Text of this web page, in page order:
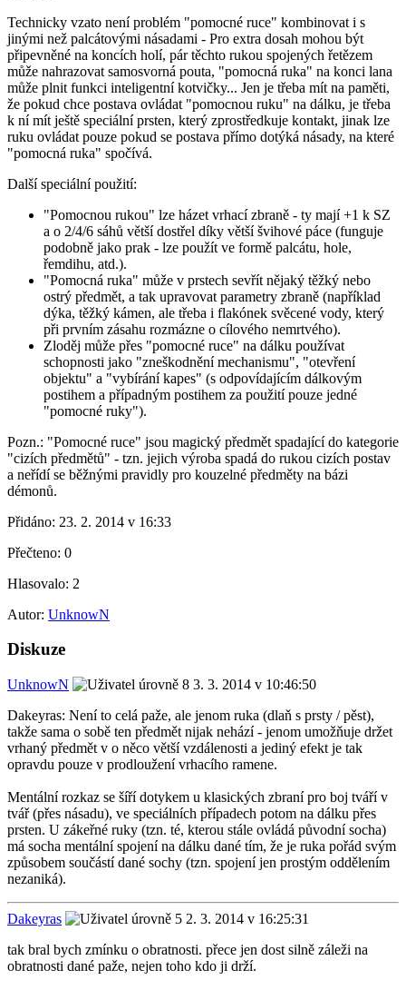
Technicky vzato není problém "pomocné ruce" kombinovat i s
jinými než palcátovými násadami - Pro extra dosah mohou být
připevněné na koncích holí, pár těchto rukou spojených řetězem
může nahrazovat samosvorná pouta, "pomocná ruka" na konci lana
může plnit funkci inteligentní kotvičky... Jen je třeba mít na paměti,
že pokud chce postava ovládat "pomocnou ruku" na dálku, je třeba
k ní mít ještě speciální prsten, který zprostředkuje kontakt, jinak lze
ruku ovládat pouze pokud se postava přímo dotýká násady, na které
"pomocná ruka" spočívá.
Další speciální použití:
"Pomocnou rukou" lze házet vrhací zbraně - ty mají +1 k SZ
a o 2/4/6 sáhů větší dostřel díky větší švihové páce (funguje
podobně jako prak - lze použít ve formě palcátu, hole,
řemdihu, atd.).
"Pomocná ruka" může v prstech sevřít nějaký těžký nebo
ostrý předmět, a tak upravovat parametry zbraně (například
dýka, těžký kámen, ale třeba i flakónek svěcené vody, který
při prvním zásahu rozmázne o cílového nemrtvého).
Zloděj může přes "pomocné ruce" na dálku používat
schopnosti jako "zneškodnění mechanismu", "otevření
objektu" a "vybírání kapes" (s odpovídajícím dálkovým
postihem a případným postihem za použití pouze jedné
"pomocné ruky").
Pozn.: "Pomocné ruce" jsou magický předmět spadající do kategorie
"cizích předmětů" - tzn. jejich výroba spadá do rukou cizích postav
a neřídí se běžnými pravidly pro kouzelné předměty na bázi
démonů.
Přidáno: 23. 2. 2014 v 16:33
Přečteno: 0
Hlasovalo: 2
Autor: UnknowN
Diskuze
UnknowN
3. 3. 2014 v 10:46:50
Dakeyras: Není to celá paže, ale jenom ruka (dlaň s prsty / pěst),
takže sama o sobě ten předmět nijak nehází - jenom umožňuje držet
vrhaný předmět v o něco větší vzdálenosti a jediný efekt je tak
opravdu pouze v prodloužení vrhacího ramene.
Mentální rozkaz se šíří dotykem u klasických zbraní pro boj tváří v
tvář (přes násadu), ve speciálních případech potom na dálku přes
prsten. U zákeřné ruky (tzn. té, kterou stále ovládá původní socha)
má socha mentální spojení na dálku dané tím, že je ruka pořád svým
způsobem součástí dané sochy (tzn. spojení jen prostým oddělením
nezaniká).
Dakeyras
2. 3. 2014 v 16:25:31
tak bral bych zmínku o obratnosti. přece jen dost silně záleži na
obratnosti dané paže, nejen toho kdo ji drží.